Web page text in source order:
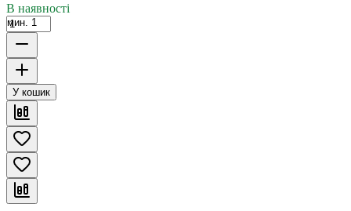
В наявності
мин. 1
У кошик